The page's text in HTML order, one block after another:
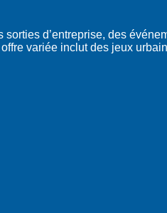
d’entreprise, des
variée inclut des jeux